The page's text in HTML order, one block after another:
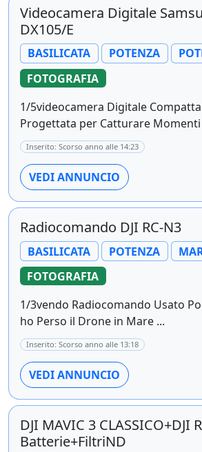
Videocamera Digitale
DX105/E
BASILICATA POTENZA
FOTOGRAFIA
1/5videocamera Digitale
Progettata per Catturare Momenti
Inserito: Scorso anno alle 14:23
VEDI ANNUNCIO
Radiocomando DJI RC-N3
BASILICATA POTENZA
FOTOGRAFIA
1/3vendo Radiocomando Usato
ho Perso il Drone in Mare ...
Inserito: Scorso anno alle 13:18
VEDI ANNUNCIO
DJI MAVIC 3 CLASSICO+DJI
Batterie+FiltriND